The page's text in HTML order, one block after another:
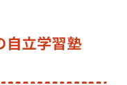
自立学習塾